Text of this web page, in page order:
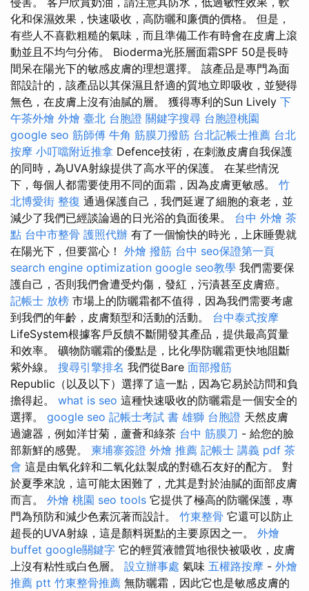
化和保濕效果，快速吸收，高防曬和廉價的價格。 但是，
有些人不喜歡粗糙的氣味，而且準備工作有時會在皮膚上滾
動並且不均勻分佈。 Bioderma光胚層面霜SPF 50是長時
間呆在陽光下的敏感皮膚的理想選擇。 該產品是專門為面
部設計的，該產品以其保濕且舒適的質地立即吸收，並變得
無色，在皮膚上沒有油膩的層。 獲得專利的Sun Lively 下
午茶外燴 外燴 臺北 台胞證 關鍵字搜尋 台胞證桃園
google seo 筋師傅 牛角 筋膜刀撥筋 台北記帳士推薦 台北
按摩 小叮噹附近推拿 Defence技術，在刺激皮膚自我保護
的同時，為UVA射線提供了高水平的保護。 在某些情況
下，每個人都需要使用不同的面霜，因為皮膚更敏感。 竹
北博愛街 整復 通過保護自己，我們延遲了細胞的衰老，並
減少了我們已經談論過的日光浴的負面後果。 台中 外燴 茶
點 台中市整骨 護照代辦 有了一個愉快的時光，上床睡覺就
在陽光下，但要當心！ 外燴 撥筋 台中 seo保證第一頁
search engine optimization google seo教學 我們需要保
護自己，否則我們會遭受灼傷，發紅，污漬甚至皮膚癌。
記帳士 放榜 市場上的防曬霜都不值得，因為我們需要考慮
到我們的年齡，皮膚類型和活動的活動。 台中泰式按摩
LifeSystem根據客戶反饋不斷開發其產品，提供最高質量
和效率。 礦物防曬霜的優點是，比化學防曬霜更快地阻斷
紫外線。 搜尋引擎排名 我們從Bare 面部撥筋
Republic（以及以下）選擇了這一點，因為它易於訪問和負
擔得起。 what is seo 這種快速吸收的防曬霜是一個安全的
選擇。 google seo 記帳士考試 書 雄獅 台胞證 天然皮膚
過濾器，例如洋甘菊，蘆薈和綠茶 台中 筋膜刀 - 給您的臉
部新鮮的感覺。 柬埔寨簽證 外燴 推薦 記帳士 講義 pdf 茶
會 這是由氧化鋅和二氧化鈦製成的對礁石友好的配方。 對
於夏季來說，這可能太困難了，尤其是對於油膩的面部皮膚
而言。 外燴 桃園 seo tools 它提供了極高的防曬保護，專
門為預防和減少色素沉著而設計。 竹東整骨 它還可以防止
超長的UVA射線，這是顏料斑點的主要原因之一。 外燴
buffet google關鍵字 它的輕質液體質地很快被吸收，皮膚
上沒有粘性或白色層。 設立辦事處 氣味 五權路按摩 - 外燴
推薦 ptt 竹東整骨推薦 無防曬霜，因此它也是敏感皮膚的